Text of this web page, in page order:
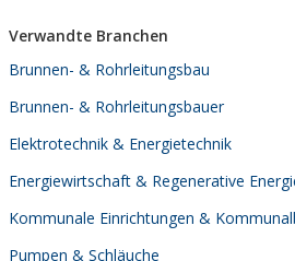
Verwandte Branchen
Brunnen- & Rohrleitungsbau
Brunnen- & Rohrleitungsbauer
Elektrotechnik & Energietechnik
Energiewirtschaft & Regenerative
Kommunale Einrichtungen &
Pumpen & Schläuche